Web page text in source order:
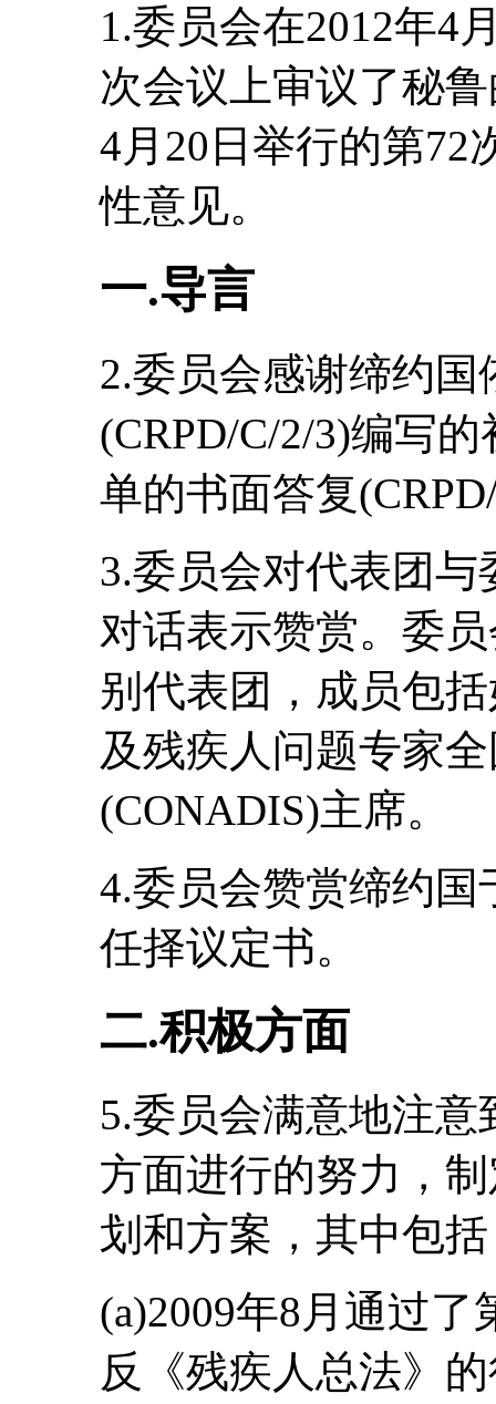
1.委员会在2012年4
次会议上审议了秘
4月20日举行的第72
性意见。
一.导言
2.委员会感谢缔约
(CRPD/C/2/3)编写
单的书面答复
3.委员会对代表团
对话表示赞赏。委
别代表团，成员包
及残疾人问题专家
(CONADIS)主席。
4.委员会赞赏缔约国
任择议定书。
二.积极方面
5.委员会满意地注
方面进行的努力，
划和方案，其中包
(a)2009年8月通过
反《残疾人总法》